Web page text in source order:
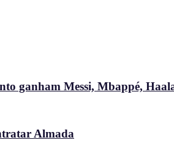
ganham Messi, Mbappé,
Almada